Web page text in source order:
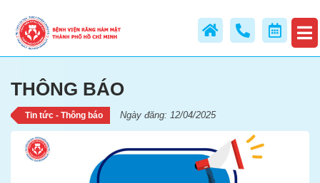
THÔNG BÁO
THÔNG BÁO
Tin tức - Thông báo Ngày đăng: 12/04/2025